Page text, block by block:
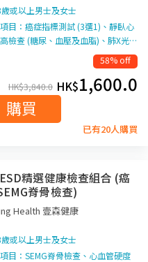
或以上男士及女士
目：癌症指標測試 (3選1)、靜臥心
檢查 (糖尿、血壓及血脂)、肺X光…
58% off
HK$3,840.0 HK$1,600.0
購買
已有20人購買
精選健康檢查組合 (癌
脊骨檢查)
Health 壹森健康
或以上男士及女士
目：SEMG脊骨檢查、心血管硬度